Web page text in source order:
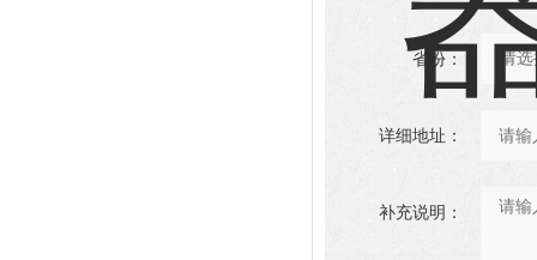
省份：
详细地址：
补充说明：